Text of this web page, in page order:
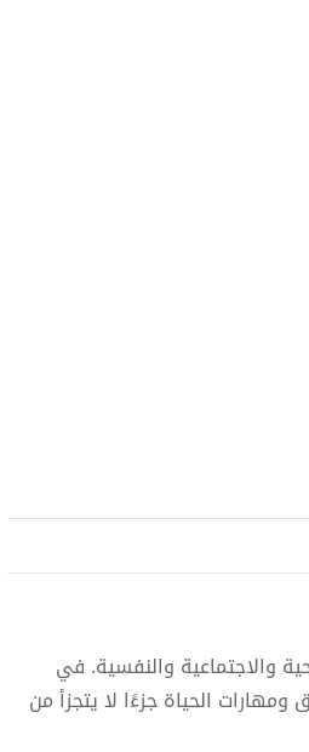
والاجتماعية والنفسية. في
الحياة جزءًا لا يتجزأ من